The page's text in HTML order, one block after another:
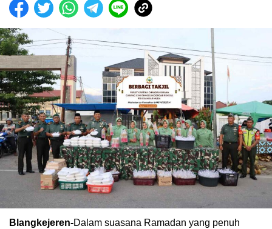
Blangkejeren-Dalam suasana Ramadan yang penuh